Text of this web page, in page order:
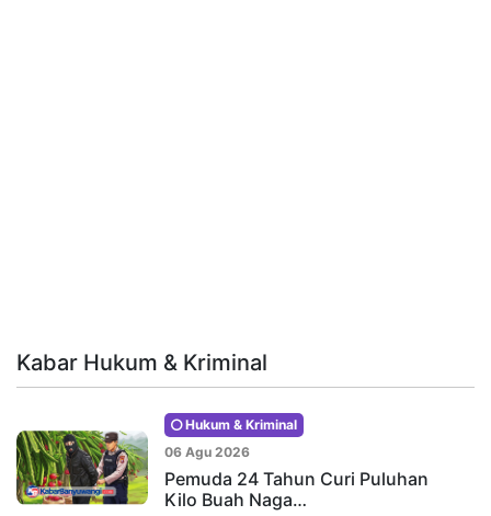
Kabar Hukum & Kriminal
Hukum & Kriminal
06 Agu 2026
Pemuda 24 Tahun Curi Puluhan
Kilo Buah Naga…